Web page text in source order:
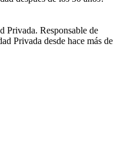
Privada. Responsable de
Privada desde hace más de